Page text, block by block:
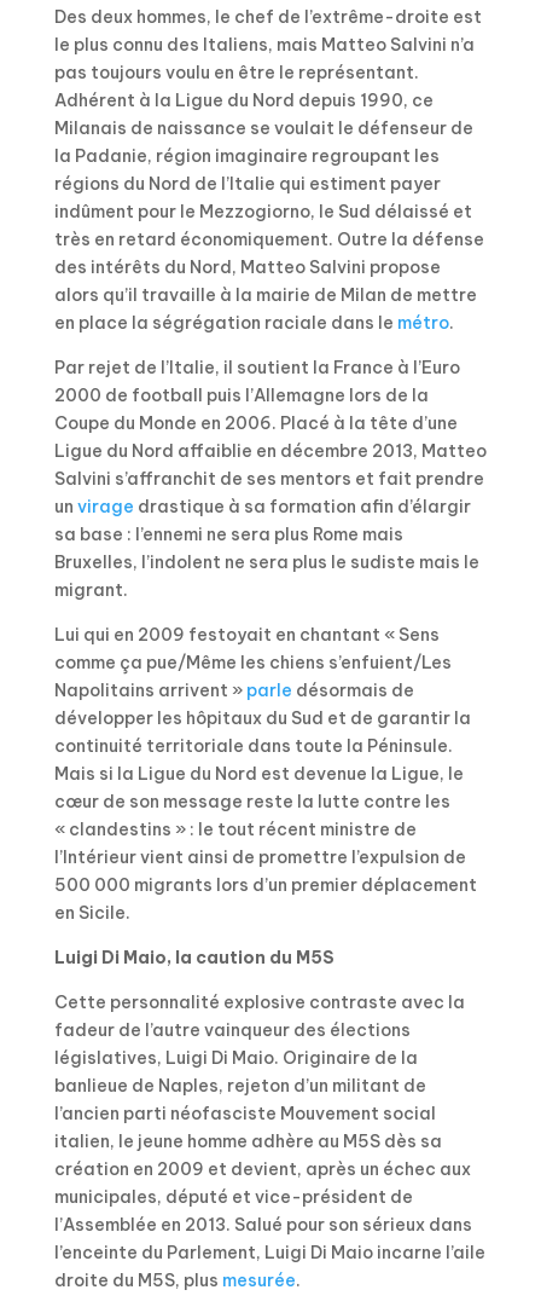
Des deux hommes, le chef de l’extrême-droite est
le plus connu des Italiens, mais Matteo Salvini n’a
pas toujours voulu en être le représentant.
Adhérent à la Ligue du Nord depuis 1990, ce
Milanais de naissance se voulait le défenseur de
la Padanie, région imaginaire regroupant les
régions du Nord de l’Italie qui estiment payer
indûment pour le Mezzogiorno, le Sud délaissé et
très en retard économiquement. Outre la défense
des intérêts du Nord, Matteo Salvini propose
alors qu’il travaille à la mairie de Milan de mettre
en place la ségrégation raciale dans le métro.
Par rejet de l’Italie, il soutient la France à l’Euro
2000 de football puis l’Allemagne lors de la
Coupe du Monde en 2006. Placé à la tête d’une
Ligue du Nord affaiblie en décembre 2013, Matteo
Salvini s’affranchit de ses mentors et fait prendre
un virage drastique à sa formation afin d’élargir
sa base : l’ennemi ne sera plus Rome mais
Bruxelles, l’indolent ne sera plus le sudiste mais le
migrant.
Lui qui en 2009 festoyait en chantant « Sens
comme ça pue/Même les chiens s’enfuient/Les
Napolitains arrivent » parle désormais de
développer les hôpitaux du Sud et de garantir la
continuité territoriale dans toute la Péninsule.
Mais si la Ligue du Nord est devenue la Ligue, le
cœur de son message reste la lutte contre les
« clandestins » : le tout récent ministre de
l’Intérieur vient ainsi de promettre l’expulsion de
500 000 migrants lors d’un premier déplacement
en Sicile.
Luigi Di Maio, la caution du M5S
Cette personnalité explosive contraste avec la
fadeur de l’autre vainqueur des élections
législatives, Luigi Di Maio. Originaire de la
banlieue de Naples, rejeton d’un militant de
l’ancien parti néofasciste Mouvement social
italien, le jeune homme adhère au M5S dès sa
création en 2009 et devient, après un échec aux
municipales, député et vice-président de
l’Assemblée en 2013. Salué pour son sérieux dans
l’enceinte du Parlement, Luigi Di Maio incarne l’aile
droite du M5S, plus mesurée.